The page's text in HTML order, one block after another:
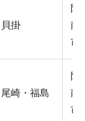
掛
阪
南
市
崎・福島
阪
南
市